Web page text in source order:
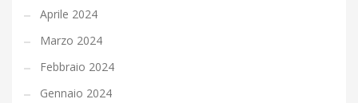
Aprile 2024
Marzo 2024
Febbraio 2024
Gennaio 2024